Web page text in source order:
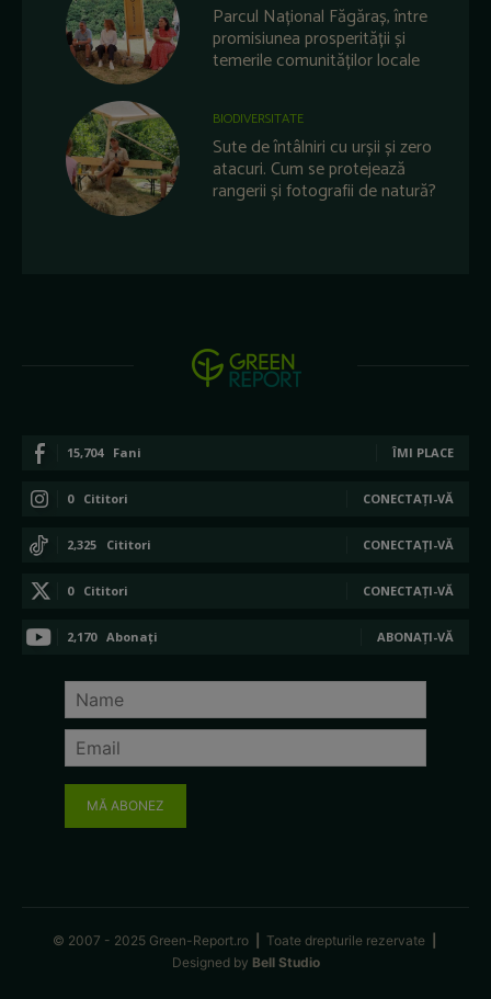
Parcul Național Făgăraș, între
promisiunea prosperității și
temerile comunităților locale
BIODIVERSITATE
Sute de întâlniri cu urșii și zero
atacuri. Cum se protejează
rangerii și fotografii de natură?
15,704 Fani ÎMI PLACE
0 Cititori CONECTAȚI-VĂ
2,325 Cititori CONECTAȚI-VĂ
0 Cititori CONECTAȚI-VĂ
2,170 Abonați ABONAȚI-VĂ
MĂ ABONEZ
© 2007 - 2025 Green-Report.ro Toate drepturile rezervate
Designed by Bell Studio